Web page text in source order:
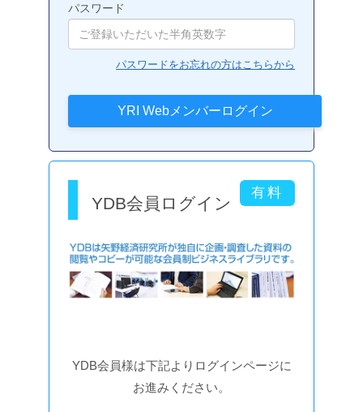
パスワード
パスワードをお忘れの方はこちらから
YDB会員ログイン
YDB会員様は下記よりログインページに
お進みください。